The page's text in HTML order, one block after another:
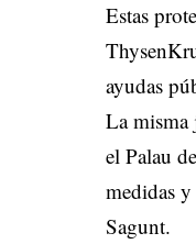
Estas
ayudas
La misma
el Palau
medidas
Sagunt.